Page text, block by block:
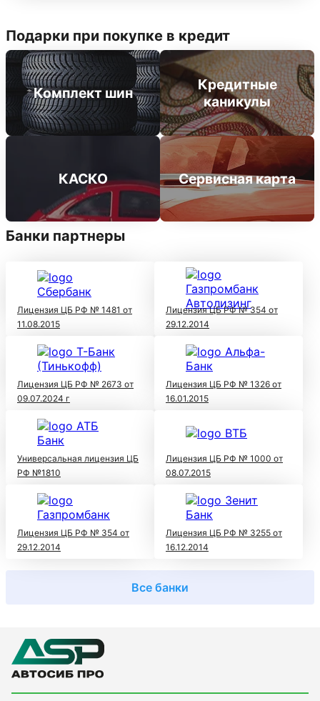
Подарки при покупке в кредит
Комплект шин
Кредитные
каникулы
КАСКО Сервисная карта
Банки партнеры
Лицензия ЦБ РФ № 1481 от
11.08.2015
Лицензия ЦБ РФ № 354 от
29.12.2014
Лицензия ЦБ РФ № 2673 от
09.07.2024 г
Лицензия ЦБ РФ № 1326 от
16.01.2015
Универсальная лицензия ЦБ
РФ №1810
Лицензия ЦБ РФ № 1000 от
08.07.2015
Лицензия ЦБ РФ № 354 от
29.12.2014
Лицензия ЦБ РФ № 3255 от
16.12.2014
Все банки